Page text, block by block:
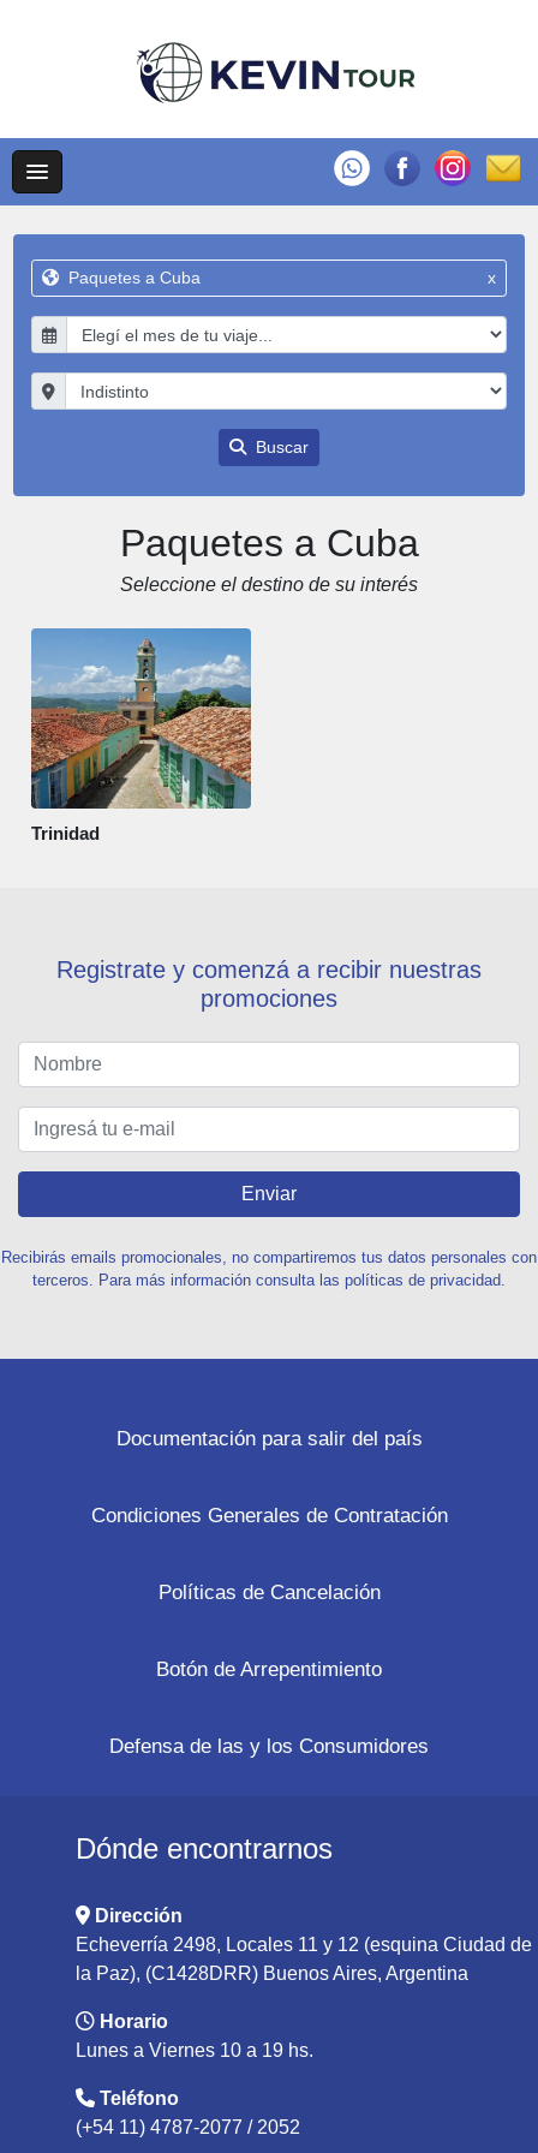
Paquetes a Cuba x
Buscar
Paquetes a Cuba
Seleccione el destino de su interés
Trinidad
Registrate y comenzá a recibir nuestras
promociones
Enviar
Recibirás emails promocionales, no compartiremos tus datos personales con
terceros. Para más información consulta las políticas de privacidad.
Documentación para salir del país
Condiciones Generales de Contratación
Políticas de Cancelación
Botón de Arrepentimiento
Defensa de las y los Consumidores
Dónde encontrarnos
Dirección
Echeverría 2498, Locales 11 y 12 (esquina Ciudad de
la Paz), (C1428DRR) Buenos Aires, Argentina
Horario
Lunes a Viernes 10 a 19 hs.
Teléfono
(+54 11) 4787-2077 / 2052